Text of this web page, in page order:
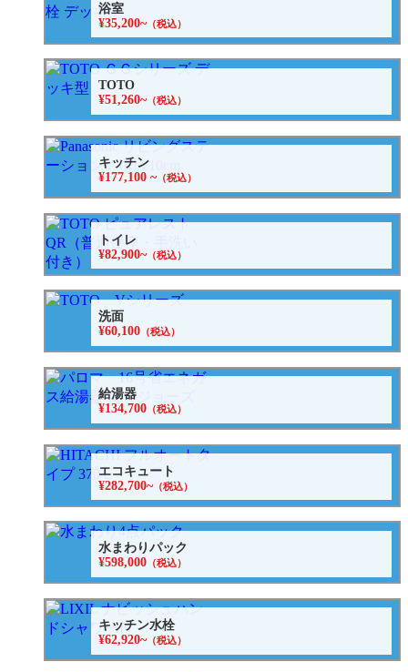
浴室
¥35,200~（税込）
TOTO
¥51,260~（税込）
キッチン
¥177,100 ~（税込）
トイレ
¥82,900~（税込）
洗面
¥60,100 （税込）
給湯器
¥134,700 （税込）
エコキュート
¥282,700~（税込）
水まわりパック
¥598,000 （税込）
キッチン水栓
¥62,920~（税込）